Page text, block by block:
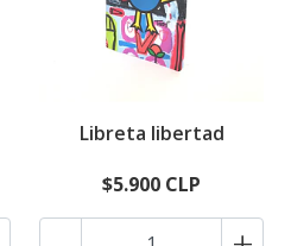
Libreta libertad
$5.900 CLP